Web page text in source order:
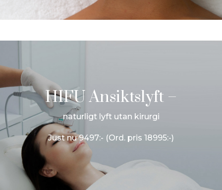
HIFU Ansiktslyft –
naturligt lyft utan kirurgi
Just nu 9497:- (Ord. pris 18995:-)